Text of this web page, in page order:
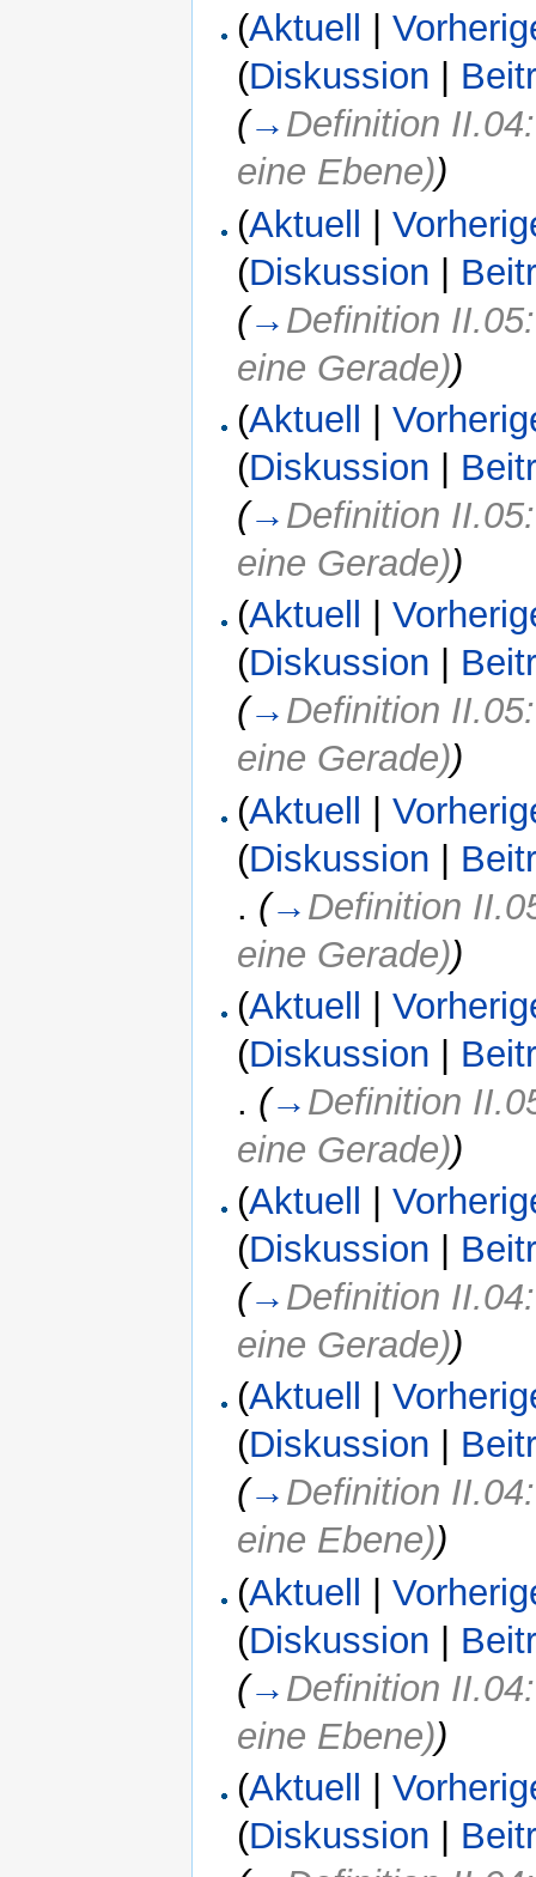
(Aktuell |
(Diskussion
(→ Definition
eine Ebene))
(Aktuell |
(Diskussion
(→ Definition
eine Gerade))
(Aktuell |
(Diskussion
(→ Definition
eine Gerade))
(Aktuell |
(Diskussion
(→ Definition
eine Gerade))
(Aktuell |
(Diskussion |
. (→ Definition
eine Gerade))
(Aktuell |
(Diskussion
. (→ Definition
eine Gerade))
(Aktuell |
(Diskussion
(→ Definition
eine Gerade))
(Aktuell |
(Diskussion
(→ Definition
eine Ebene))
(Aktuell |
(Diskussion |
(→ Definition
eine Ebene))
(Aktuell |
(Diskussion